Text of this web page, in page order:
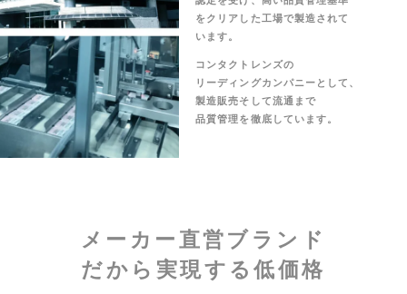
をクリアした工場で製造されて
います。
コンタクトレンズの
リーディングカンパニーとして、
製造販売そして流通まで
品質管理を徹底しています。
メーカー直営ブランド
だから実現する低価格